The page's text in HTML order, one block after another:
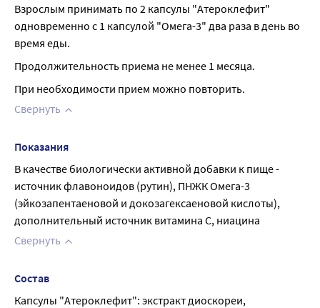
заботится о своем здоровье. Перед применением
рекомендуется проконсультироваться с врачом.
Взрослым принимать по 2 капсулы "Атероклефит"
одновременно с 1 капсулой "Омега-3" два раза в день во
время еды.
Продолжительность приема не менее 1 месяца.
При необходимости прием можно повторить.
Свернуть
Показания
В качестве биологически активной добавки к пище -
источник флавоноидов (рутин), ПНЖК Омега-3
(эйкозапентаеновой и докозагексаеновой кислоты),
дополнительный источник витамина С, ниацина
Свернуть
Состав
Капсулы "Атероклефит": экстракт диоскореи,